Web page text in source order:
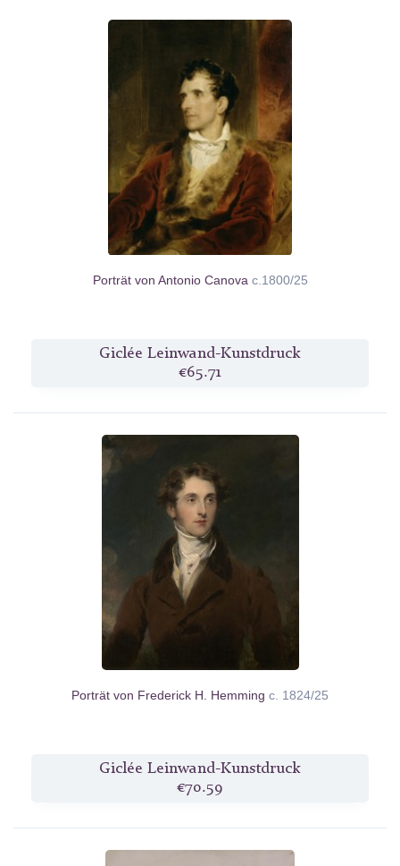
Porträt von Antonio Canova c.1800/25
Giclée Leinwand-Kunstdruck
€65.71
Porträt von Frederick H. Hemming c. 1824/25
Giclée Leinwand-Kunstdruck
€70.59